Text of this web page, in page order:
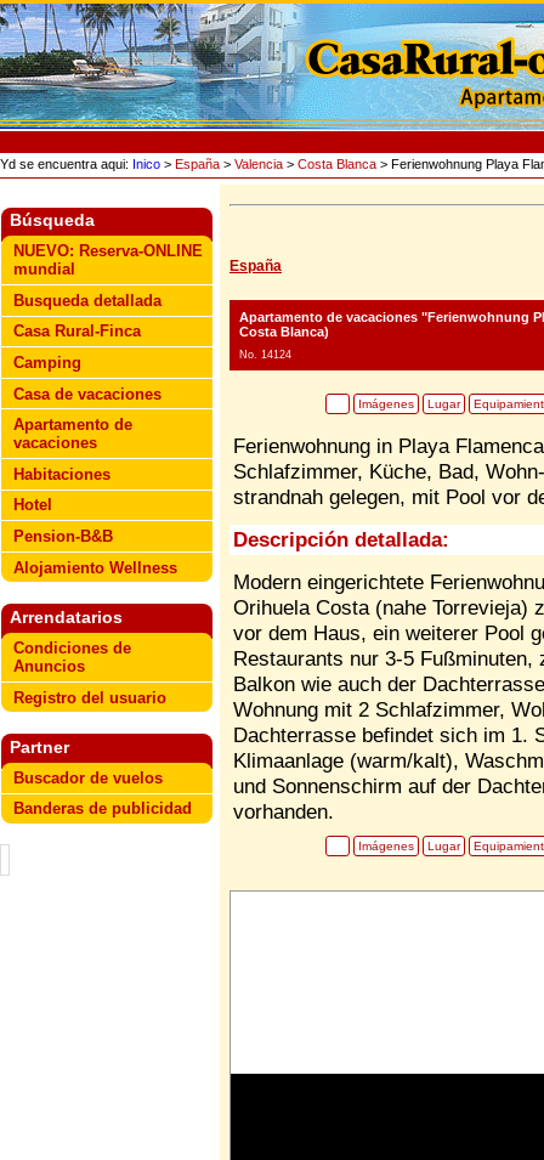
Yd se encuentra aqui: Inico > España > Valencia > Costa Blanca > Ferienwohnung Playa
Búsqueda
NUEVO: Reserva-ONLINE
mundial
Busqueda detallada
Casa Rural-Finca
Camping
Casa de vacaciones
Apartamento de
vacaciones
Habitaciones
Hotel
Pension-B&B
Alojamiento Wellness
Arrendatarios
Condiciones de
Anuncios
Registro del usuario
Partner
Buscador de vuelos
Banderas de publicidad
España
Apartamento de vacaciones "Ferienwohnung
Costa Blanca)
No. 14124
Imágenes Lugar
Ferienwohnung in Playa
Schlafzimmer, Küche, Bad,
strandnah gelegen, mit Pool vor
Descripción detallada:
Modern eingerichtete
Orihuela Costa (nahe Torrevieja)
vor dem Haus, ein weiterer Pool
Restaurants nur 3-5
Balkon wie auch der
Wohnung mit 2 Schlafzimmer,
Dachterrasse befindet sich im 1.
Klimaanlage (warm/kalt),
und Sonnenschirm auf der
vorhanden.
Imágenes Lugar